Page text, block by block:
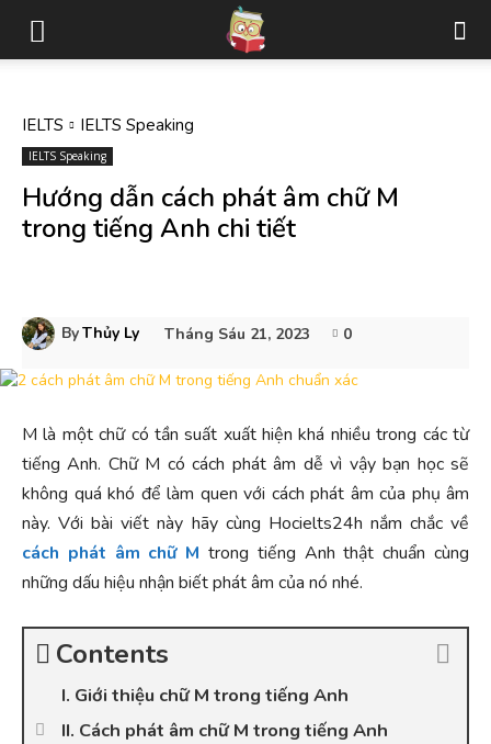
IELTS IELTS Speaking
IELTS Speaking
Hướng dẫn cách phát âm chữ M
trong tiếng Anh chi tiết
ByThủy Ly Tháng Sáu 21, 2023 0
M là một chữ có tần suất xuất hiện khá nhiều trong các từ
tiếng Anh. Chữ M có cách phát âm dễ vì vậy bạn học sẽ
không quá khó để làm quen với cách phát âm của phụ âm
này. Với bài viết này hãy cùng Hocielts24h nắm chắc về
cách phát âm chữ M trong tiếng Anh thật chuẩn cùng
những dấu hiệu nhận biết phát âm của nó nhé.
Contents
I. Giới thiệu chữ M trong tiếng Anh
II. Cách phát âm chữ M trong tiếng Anh